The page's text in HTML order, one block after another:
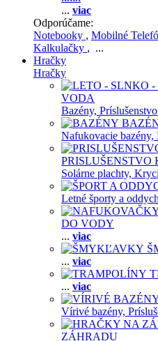
... viac
Odporúčame:
Notebooky , Mobilné
Kalkulačky , ...
Hračky
Hračky
VODA
Bazény,
Nafukovacie bazény,
PRISLUŠENSTVO
Solárne plachty,
Letné športy a
DO VODY
... viac
... viac
... viac
Vírivé bazény,
ZÁHRADU